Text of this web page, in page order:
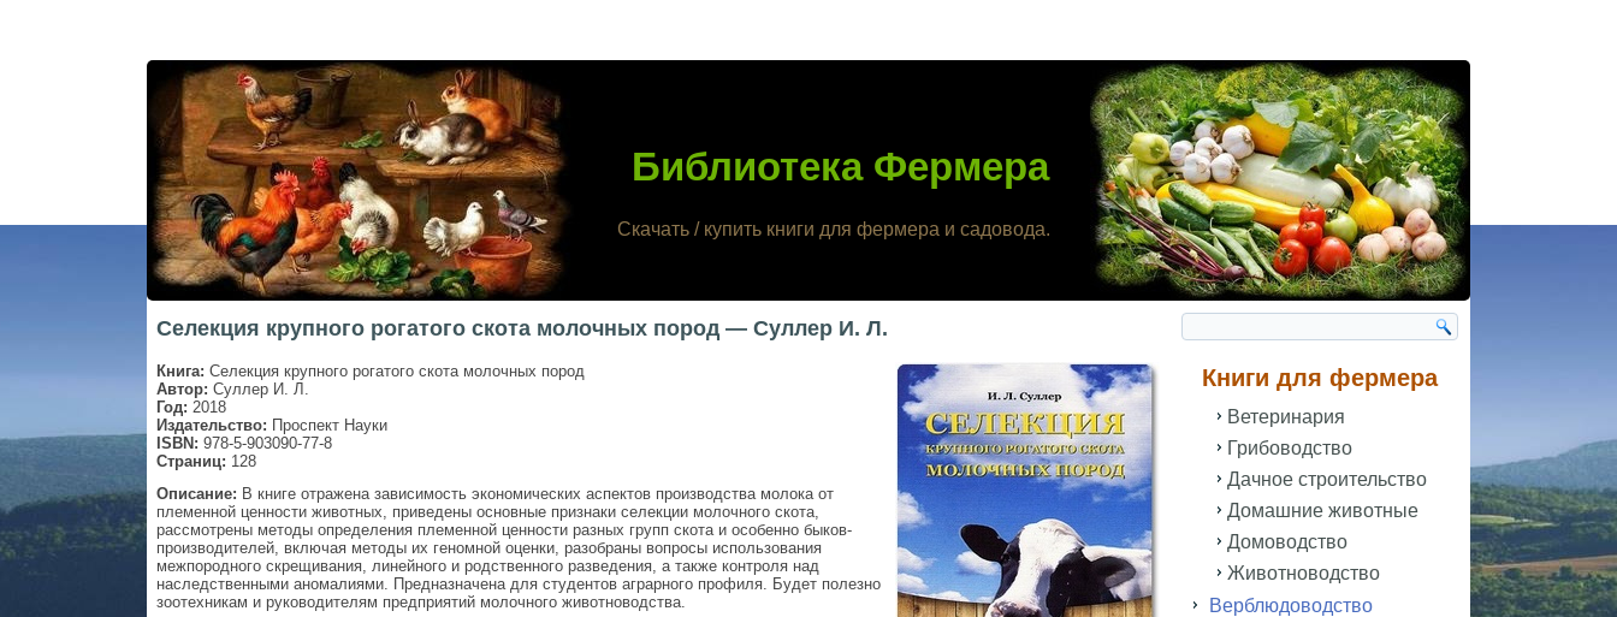
Библиотека Фермера
Скачать / купить книги для фермера и садовода.
Селекция крупного рогатого скота молочных пород — Суллер И. Л.
Книга: Селекция крупного рогатого скота молочных пород
Автор: Суллер И. Л.
Год: 2018
Издательство: Проспект Науки
ISBN: 978-5-903090-77-8
Страниц: 128
Описание: В книге отражена зависимость экономических аспектов производства молока от
племенной ценности животных, приведены основные признаки селекции молочного скота,
рассмотрены методы определения племенной ценности разных групп скота и особенно быков-
производителей, включая методы их геномной оценки, разобраны вопросы использования
межпородного скрещивания, линейного и родственного разведения, а также контроля над
наследственными аномалиями. Предназначена для студентов аграрного профиля. Будет полезно
зоотехникам и руководителям предприятий молочного животноводства.
Книги для фермера
Ветеринария
Грибоводство
Дачное строительство
Домашние животные
Домоводство
Животноводство
Верблюдоводство